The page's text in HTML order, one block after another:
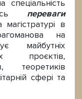
переваги
в
на
майбутніх
проєктів,
теоретиків
сфері та